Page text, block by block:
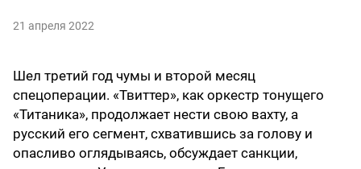
21 апреля 2022
Шел третий год чумы и второй месяц
спецоперации. «Твиттер», как оркестр тонущего
«Титаника», продолжает нести свою вахту, а
русский его сегмент, схватившись за голову и
опасливо оглядываясь, обсуждает санкции,